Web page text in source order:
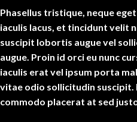
Phasellus tristique, neque
iaculis lacus, et tincidunt velit
suscipit lobortis augue vel
augue. Proin id orci eu nunc
iaculis erat vel ipsum porta
vitae odio sollicitudin suscipit.
commodo placerat at sed